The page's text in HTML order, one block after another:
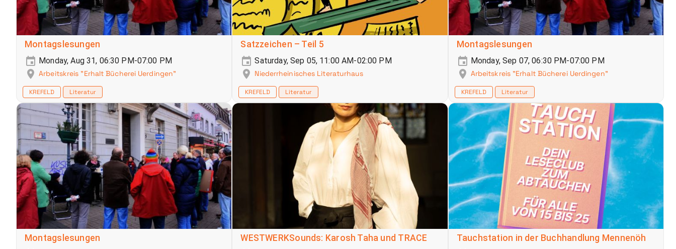
Montagslesungen
Monday, Aug 31, 06:30 PM-07:00 PM
Arbeitskreis "Erhalt Bücherei Uerdingen"
KREFELD Literatur
Satzzeichen – Teil 5
Saturday, Sep 05, 11:00 AM-02:00 PM
Niederrheinisches Literaturhaus
KREFELD Literatur
Montagslesungen
Monday, Sep 07, 06:30 PM-07:00 PM
Arbeitskreis "Erhalt Bücherei Uerdingen"
KREFELD Literatur
Montagslesungen WESTWERKSounds: Karosh Taha und TRACE Tauchstation in der Buchhandlung Mennenöh